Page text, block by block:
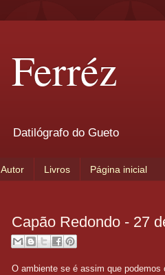
Ferréz
Datilógrafo do Gueto
Autor Livros Página inicial
Capão Redondo - 27
O ambiente se é assim que podemos